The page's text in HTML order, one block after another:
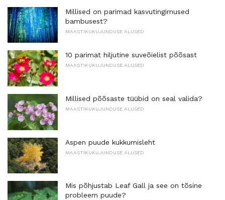
Millised on parimad kasvutingimused
bambusest?
MAASTIKUKUJUNDUSE ALUSED
10 parimat hiljutine suveõielist põõsast
MAASTIKUKUJUNDUSE ALUSED
Millised põõsaste tüübid on seal valida?
MAASTIKUKUJUNDUSE ALUSED
Aspen puude kukkumisleht
MAASTIKUKUJUNDUSE ALUSED
Mis põhjustab Leaf Gall ja see on tõsine
probleem puude?